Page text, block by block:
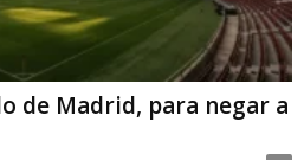
de Madrid, para negar a